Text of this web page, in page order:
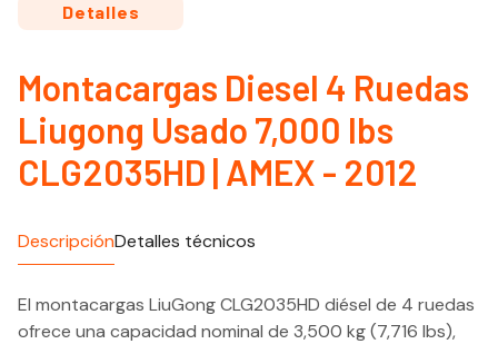
Detalles
Montacargas Diesel 4 Ruedas
Liugong Usado 7,000 lbs
CLG2035HD | AMEX - 2012
DescripciónDetalles técnicos
El montacargas LiuGong CLG2035HD diésel de 4 ruedas
ofrece una capacidad nominal de 3,500 kg (7,716 lbs),